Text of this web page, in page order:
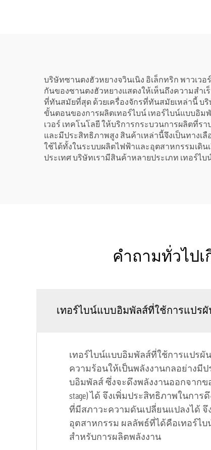
บริษัทซานตงฮัวหยางจวินเนิง อิเล็กทริก พาวเว
กันของซานตงฮัวหยางแสดงให้เห็นถึงความสำเ
ที่ทันสมัยที่สุด ด้วยเครื่องจักรที่ทันสมัยเหล่านี้ บ
ขั้นตอนของการผลิตเทอร์ไบน์ เทอร์ไบน์แบบอิม
เวอร์ เทคโนโลยี ให้บริการกระบวนการผลิตที่
และมีประสิทธิภาพสูง สินค้าเหล่านี้จึงเป็นทางเ
ใช้ได้ทั้งในระบบผลิตไฟฟ้าและอุตสาหกรรมเดิน
ประเทศ บริษัทเรามีสินค้าหลายประเภท เทอร์
คำถามทั่วไป
เทอร์ไบน์แบบอิมพัลส์ที่ใช้การแปรผั
เทอร์ไบน์แบบอิมพัลส์ที่ใช้การแปรผั
ความร้อนให้เป็นพลังงานกลอย่างมี
บอิมพัลส์ ซึ่งจะดึงพลังงานออกจาก
stage) ได้ จึงเพิ่มประสิทธิภาพในก
ที่มีสภาวะความดันเปลี่ยนแปลงได้
อุตสาหกรรม ผลลัพธ์ที่ได้คือเทอร์ไ
สำหรับการผลิตพลังงาน